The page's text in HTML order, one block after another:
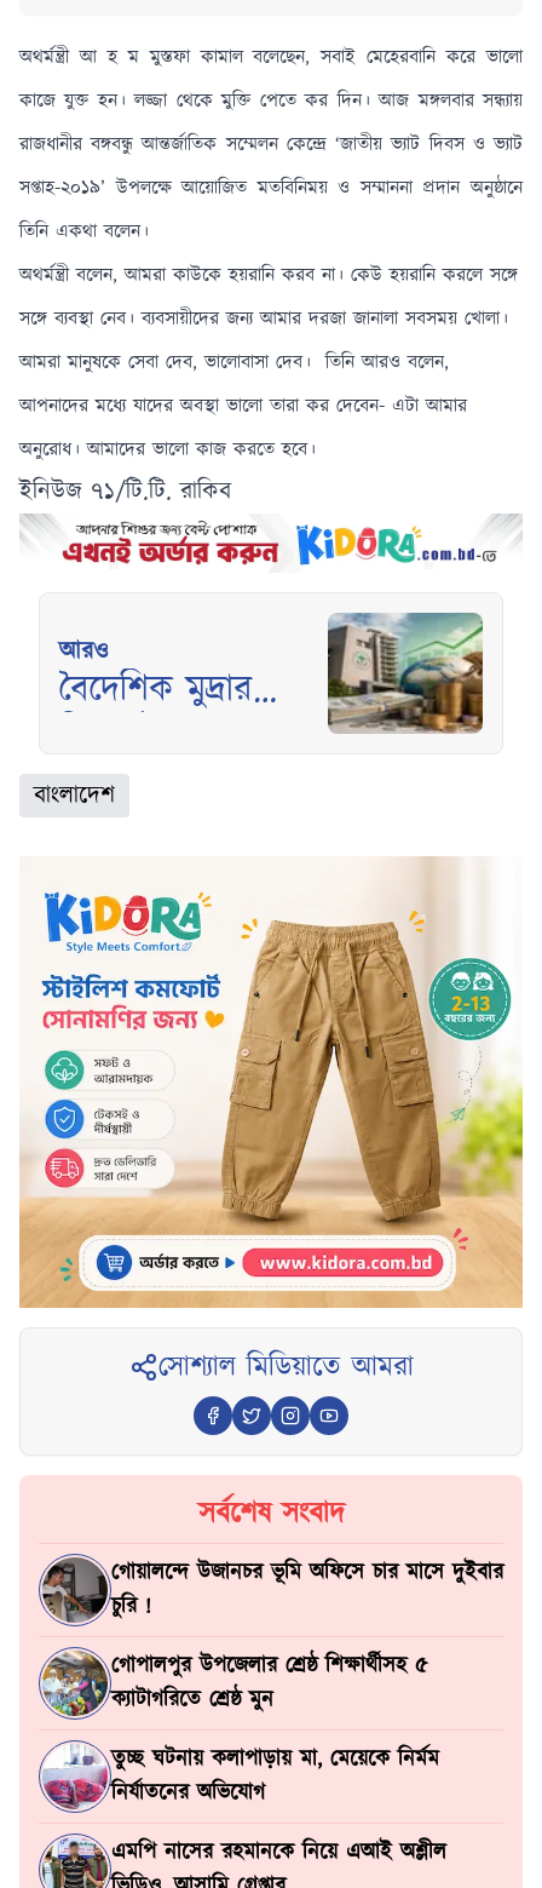
অথর্মন্ত্রী আ হ ম মুস্তফা কামাল বলেছেন, সবাই মেহেরবানি করে ভালো
কাজে যুক্ত হন। লজ্জা থেকে মুক্তি পেতে কর দিন।আজ মঙ্গলবার সন্ধ্যায়
রাজধানীর বঙ্গবন্ধু আন্তর্জাতিক সম্মেলন কেন্দ্রে ‘জাতীয় ভ্যাট দিবস ও ভ্যাট
সপ্তাহ-২০১৯’ উপলক্ষে আয়োজিত মতবিনিময় ও সম্মাননা প্রদান অনুষ্ঠানে
তিনি একথা বলেন।
অথর্মন্ত্রী বলেন, আমরা কাউকে হয়রানি করব না। কেউ হয়রানি করলে সঙ্গে
সঙ্গে ব্যবস্থা নেব। ব্যবসায়ীদের জন্য আমার দরজা জানালা সবসময় খোলা।
আমরা মানুষকে সেবা দেব, ভালোবাসা দেব।তিনি আরও বলেন,
আপনাদের মধ্যে যাদের অবস্থা ভালো তারা কর দেবেন- এটা আমার
অনুরোধ। আমাদের ভালো কাজ করতে হবে।
ইনিউজ ৭১/টি.টি. রাকিব
আরও
বৈদেশিক মুদ্রার
পৌঁছালো ৩৬.৪৮
বিলিয়ন ডলারে
বাংলাদেশ
সোশ্যাল মিডিয়াতে আমরা
সর্বশেষ সংবাদ
গোয়ালন্দে উজানচর ভূমি অফিসে চার মাসে দুইবার
চুরি !
গোপালপুর উপজেলার শ্রেষ্ঠ শিক্ষার্থীসহ ৫
ক্যাটাগরিতে শ্রেষ্ঠ মুন
তুচ্ছ ঘটনায় কলাপাড়ায় মা, মেয়েকে নির্মম
নির্যাতনের অভিযোগ
এমপি নাসের রহমানকে নিয়ে এআই অশ্লীল